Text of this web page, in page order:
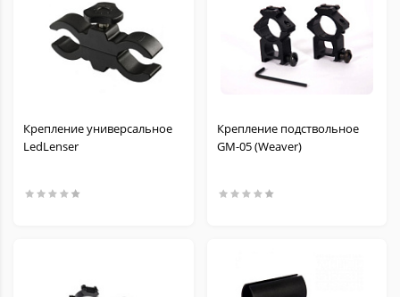
Крепление универсальное
LedLenser
Крепление подствольное
GM-05 (Weaver)